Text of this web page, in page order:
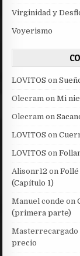
Virginidad y
Voyerismo
LOVITOS on
Olecram onMi
Olecram on
LOVITOS on
LOVITOS on
Alisonr12 onFollé
(Capítulo 1)
Manuel conde on
(primera parte)
Masterrecargado
precio